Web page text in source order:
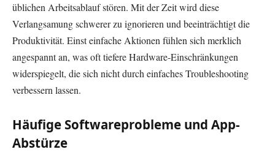
üblichen Arbeitsablauf stören. Mit der Zeit wird diese
Verlangsamung schwerer zu ignorieren und beeinträchtigt die
Produktivität. Einst einfache Aktionen fühlen sich merklich
angespannt an, was oft tiefere Hardware-Einschränkungen
widerspiegelt, die sich nicht durch einfaches Troubleshooting
verbessern lassen.
Häufige Softwareprobleme und App-
Abstürze